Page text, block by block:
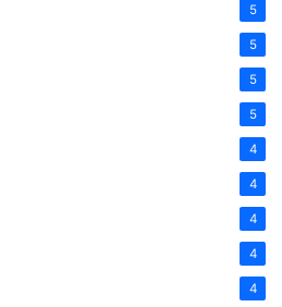
5
5
5
5
4
4
4
4
4